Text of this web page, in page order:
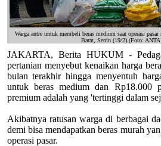
Warga antre untuk membeli beras medium saat operasi
Barat, Senin (19/2).(Foto:
JAKARTA, Berita HUKUM -
pertanian menyebut kenaikan harga
bulan terakhir hingga menyentuh
untuk beras medium dan Rp18.000
premium adalah yang 'tertinggi dalam
Akibatnya ratusan warga di berbagai
demi bisa mendapatkan beras murah
operasi pasar.